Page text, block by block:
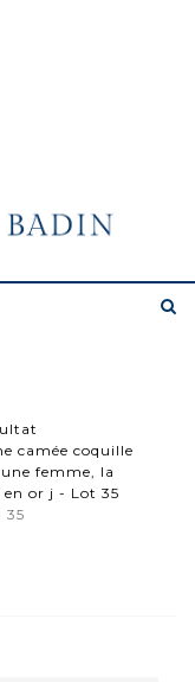
camée coquille
femme, la
or j - Lot 35
35